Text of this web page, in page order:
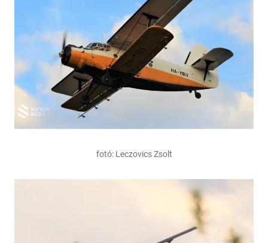
fotó: Leczovics Zsolt